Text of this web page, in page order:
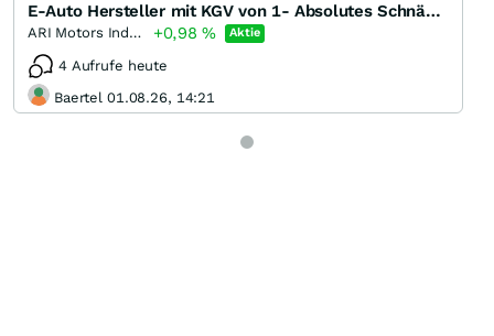
E-Auto Hersteller mit KGV von 1- Absolutes Schnäppchen
ARI Motors Industries +0,98% Aktie
4 Aufrufe heute
Baertel 01.08.26, 14:21